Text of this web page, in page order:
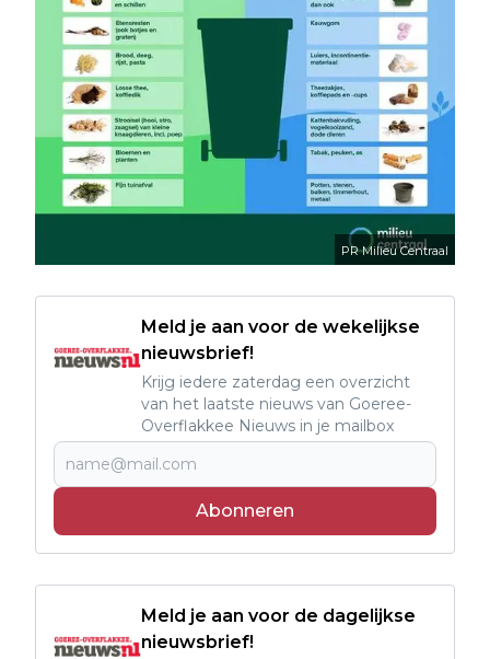
PR Milieu Centraal
Meld je aan voor de wekelijkse
nieuwsbrief!
Krijg iedere zaterdag een overzicht
van het laatste nieuws van Goeree-
Overflakkee Nieuws in je mailbox
Abonneren
Meld je aan voor de dagelijkse
nieuwsbrief!